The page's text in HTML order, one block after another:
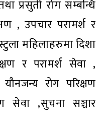
प्रसुती रोग सम्बन्धि
, उपचार परामर्श र
महिलाहरुमा दिशा
र परामर्श सेवा ,
रोग परिक्षण
सेवा ,सुचना सञ्चार